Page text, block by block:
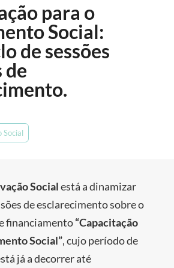
para o
Social:
de sessões
de
Social
Socialestá a dinamizar
de esclarecimento sobre o
financiamento“Capacitação
Social”, cujo período de
já a decorrer até